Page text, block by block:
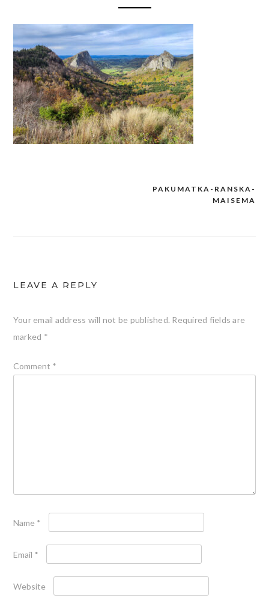
PAKUMATKA-RANSKA-
MAISEMA
LEAVE A REPLY
Your email address will not be published. Required fields are
marked *
Comment *
Name *
Email *
Website